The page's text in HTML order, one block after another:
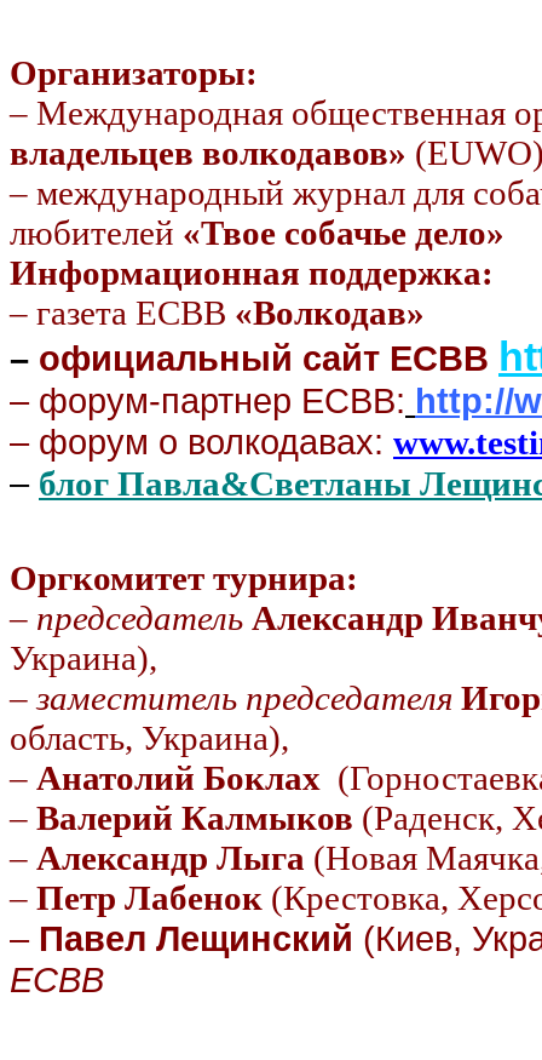
Организаторы:
– Международная общественная
владельцев волкодавов»
– международный журнал для
любителей «Твое собачье дело»
Информационная поддержка:
– газета ЕСВВ «Волкодав»
– официальный сайт ЕСВВ
– форум-партнер ЕСВВ: http://
– форум о волкодавах:
– блог Павла&Светланы
Оргкомитет турнира:
– председатель Александр
Украина),
–заместитель председателя
область, Украина),
– Анатолий Боклах
– Валерий Калмыков (Раденск,
– Александр Лыга (Новая
– Петр Лабенок (Крестовка,
– Павел Лещинский (Киев,
ЕСВВ